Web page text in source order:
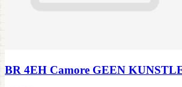
BR 4EH Camore GEEN